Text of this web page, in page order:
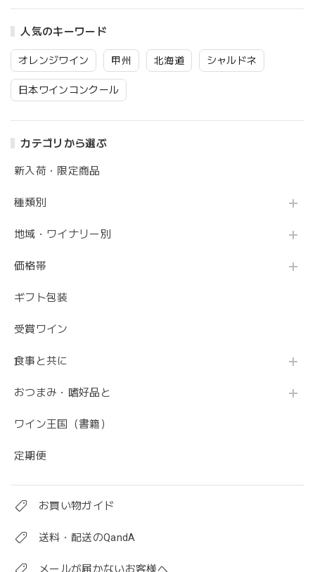
人気のキーワード
オレンジワイン 甲州 北海道 シャルドネ
日本ワインコンクール
カテゴリから選ぶ
新入荷・限定商品
種類別
地域・ワイナリー別
価格帯
ギフト包装
受賞ワイン
食事と共に
おつまみ・嗜好品と
ワイン王国（書籍）
定期便
お買い物ガイド
送料・配送のQandA
メールが届かないお客様へ